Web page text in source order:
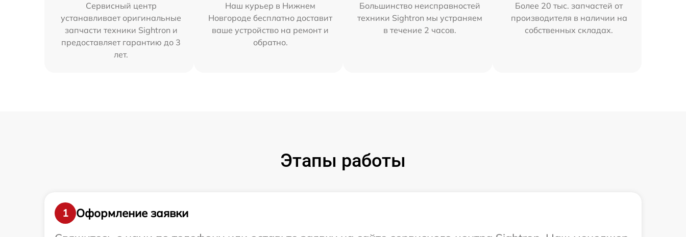
Сервисный центр
устанавливает оригинальные
запчасти техники Sightron и
предоставляет гарантию до 3
лет.
Наш курьер в Нижнем
Новгороде бесплатно доставит
ваше устройство на ремонт и
обратно.
Большинство неисправностей
техники Sightron мы устраняем
в течение 2 часов.
Более 20 тыс. запчастей от
производителя в наличии на
собственных складах.
Этапы работы
1
Оформление заявки